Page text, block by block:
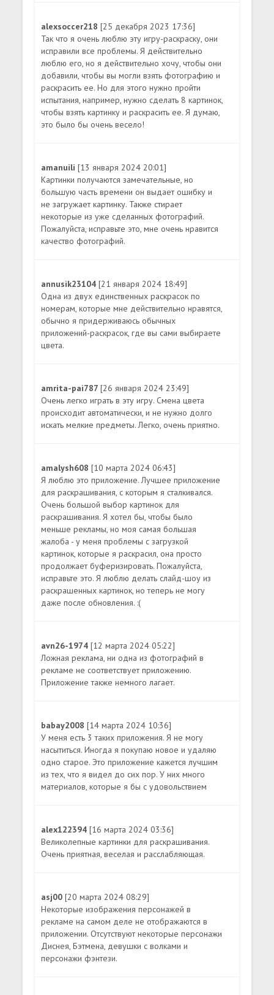
alexsoccer218[25 декабря 2023 17:36]
Так что я очень люблю эту игру-раскраску, они
исправили все проблемы. Я действительно
люблю его, но я действительно хочу, чтобы они
добавили, чтобы вы могли взять фотографию и
раскрасить ее. Но для этого нужно пройти
испытания, например, нужно сделать 8 картинок,
чтобы взять картинку и раскрасить ее. Я думаю,
это было бы очень весело!
amanuili[13 января 2024 20:01]
Картинки получаются замечательные, но
большую часть времени он выдает ошибку и
не загружает картинку. Также стирает
некоторые из уже сделанных фотографий.
Пожалуйста, исправьте это, мне очень нравится
качество фотографий.
annusik23104[21 января 2024 18:49]
Одна из двух единственных раскрасок по
номерам, которые мне действительно нравятся,
обычно я придерживаюсь обычных
приложений-раскрасок, где вы сами выбираете
цвета.
amrita-pai787[26 января 2024 23:49]
Очень легко играть в эту игру. Смена цвета
происходит автоматически, и не нужно долго
искать мелкие предметы. Легко, очень приятно.
amalysh608[10 марта 2024 06:43]
Я люблю это приложение. Лучшее приложение
для раскрашивания, с которым я сталкивался.
Очень большой выбор картинок для
раскрашивания. Я хотел бы, чтобы было
меньше рекламы, но моя самая большая
жалоба - у меня проблемы с загрузкой
картинок, которые я раскрасил, она просто
продолжает буферизировать. Пожалуйста,
исправьте это. Я люблю делать слайд-шоу из
раскрашенных картинок, но теперь не могу
даже после обновления. :(
avn26-1974[12 марта 2024 05:22]
Ложная реклама, ни одна из фотографий в
рекламе не соответствует приложению.
Приложение также немного лагает.
babay2008[14 марта 2024 10:36]
У меня есть 3 таких приложения. Я не могу
насытиться. Иногда я покупаю новое и удаляю
одно старое. Это приложение кажется лучшим
из тех, что я видел до сих пор. У них много
материалов, которые я бы с удовольствием
alex122394[16 марта 2024 03:36]
Великолепные картинки для раскрашивания.
Очень приятная, веселая и расслабляющая.
asj00[20 марта 2024 08:29]
Некоторые изображения персонажей в
рекламе на самом деле не отображаются в
приложении. Отсутствуют некоторые персонажи
Диснея, Бэтмена, девушки с волками и
персонажи фэнтези.